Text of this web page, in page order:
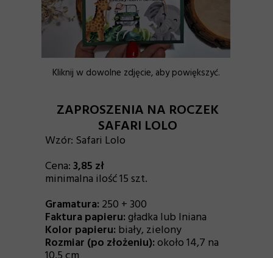
ZAPROSZENIA NA ROCZEK
SAFARI LOLO
Wzór: Safari Lolo
Cena:3,85 zł
minimalna ilość 15 szt.
Gramatura: 250 + 300
Faktura papieru:gładka lub lniana
Kolor papieru: biały, zielony
Rozmiar (po złożeniu):około 14,7 na
Kliknij w dowolne zdjęcie, aby powiększyć.